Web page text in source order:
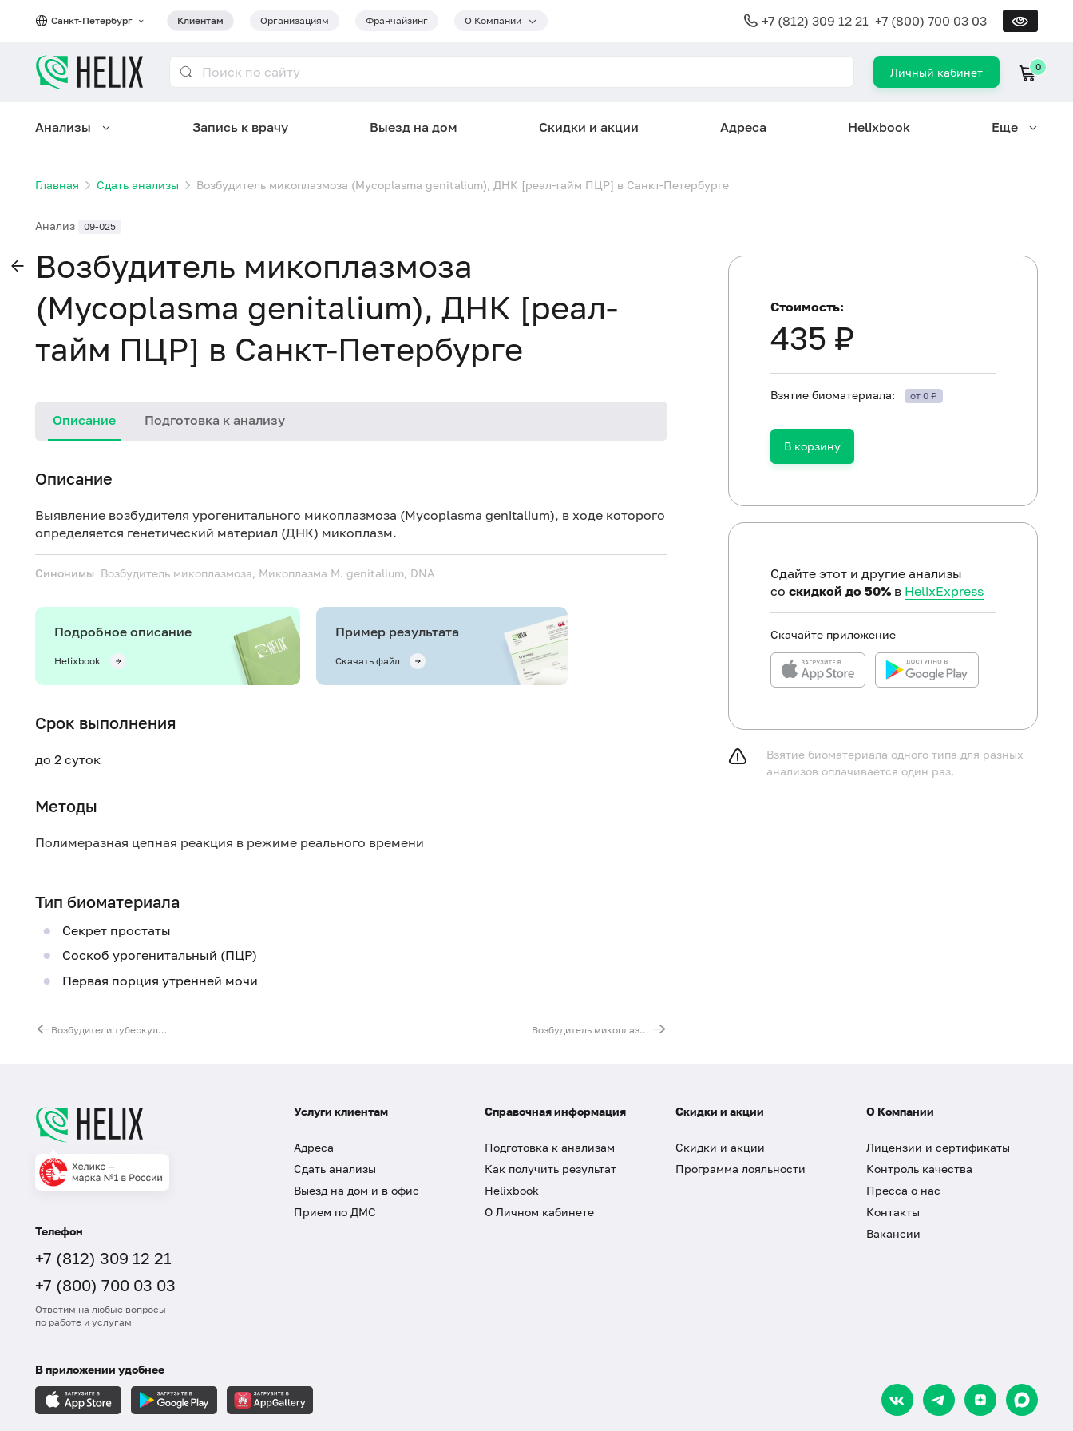
Санкт-Петербург Клиентам Организациям Франчайзинг О Компании +7 (812) 309 12 21 +7 (800) 700 03 03
Личный кабинет 0
Анализы Запись к врачу Выезд на дом Скидки и акции Адреса Helixbook Еще
Главная Сдать анализы Возбудитель микоплазмоза (Mycoplasma genitalium), ДНК [реал-тайм ПЦР] в Санкт-Петербурге
Анализ 09-025
Возбудитель микоплазмоза
(Mycoplasma genitalium), ДНК [реал-
тайм ПЦР] в Санкт-Петербурге
Описание Подготовка к анализу
Описание
Выявление возбудителя урогенитального микоплазмоза (Mycoplasma genitalium), в ходе которого
определяется генетический материал (ДНК) микоплазм.
Синонимы Возбудитель микоплазмоза, Микоплазма M. genitalium, DNA
Подробное описание
Helixbook
Пример результата
Скачать файл
Срок выполнения
до 2 суток
Методы
Полимеразная цепная реакция в режиме реального времени
Тип биоматериала
Секрет простаты
Соскоб урогенитальный (ПЦР)
Первая порция утренней мочи
Возбудители туберкулеза (Mycobacterium tuberculosis/bovis.), ДНК [реал-тайм ПЦР] Возбудитель микоплазмоза (Mycoplasma hominis), ДНК [реал-тайм ПЦР]
Женщинам исследование (процедуру взятия
рекомендуется производить до менструации или через
Мужчинам рекомендуется не мочиться и не проводить
часов до сбора мочи.
Стоимость:
435 ₽
Взятие биоматериала: от 0 ₽
В корзину
Сдайте этот и другие анализы
со скидкой до 50% в HelixExpress
Скачайте приложение
Взятие биоматериала одного типа для разных
анализов оплачивается один раз.
Телефон
+7 (812) 309 12 21
+7 (800) 700 03 03
Ответим на любые вопросы
по работе и услугам
Услуги клиентам
Адреса
Сдать анализы
Выезд на дом и в офис
Прием по ДМС
Справочная информация
Подготовка к анализам
Как получить результат
Helixbook
О Личном кабинете
Скидки и акции
Скидки и акции
Программа лояльности
О Компании
Лицензии и сертификаты
Контроль качества
Пресса о нас
Контакты
Вакансии
В приложении удобнее